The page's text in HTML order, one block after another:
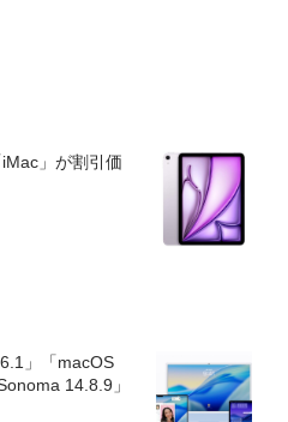
」が割引価
」「macOS
14.8.9」